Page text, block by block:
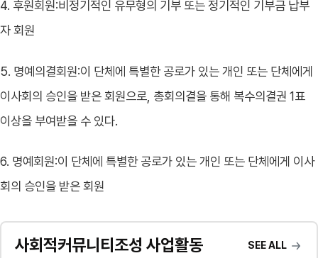
4. 후원회원:비정기적인 유무형의 기부 또는 정기적인 기부금 납부
자 회원
5. 명예의결회원:이 단체에 특별한 공로가 있는 개인 또는 단체에게
이사회의 승인을 받은 회원으로, 총회의결을 통해 복수의결권 1표
이상을 부여받을 수 있다.
6. 명예회원:이 단체에 특별한 공로가 있는 개인 또는 단체에게 이사
회의 승인을 받은 회원
사회적커뮤니티조성 사업활동 SEE ALL